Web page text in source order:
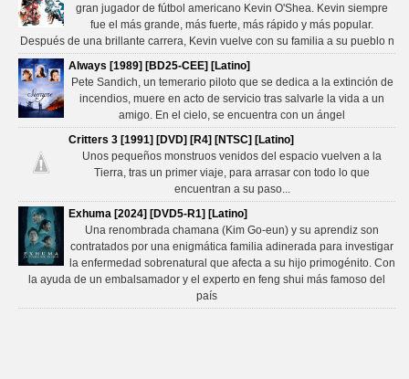
gran jugador de fútbol americano Kevin O'Shea. Kevin siempre
fue el más grande, más fuerte, más rápido y más popular.
Después de una brillante carrera, Kevin vuelve con su familia a su pueblo n
Always [1989] [BD25-CEE] [Latino]
Pete Sandich, un temerario piloto que se dedica a la extinción de
incendios, muere en acto de servicio tras salvarle la vida a un
amigo. En el cielo, se encuentra con un ángel
Critters 3 [1991] [DVD] [R4] [NTSC] [Latino]
Unos pequeños monstruos venidos del espacio vuelven a la
Tierra, tras un primer viaje, para arrasar con todo lo que
encuentran a su paso...
Exhuma [2024] [DVD5-R1] [Latino]
Una renombrada chamana (Kim Go-eun) y su aprendiz son
contratados por una enigmática familia adinerada para investigar
la enfermedad sobrenatural que afecta a su hijo primogénito. Con
la ayuda de un embalsamador y el experto en feng shui más famoso del
país